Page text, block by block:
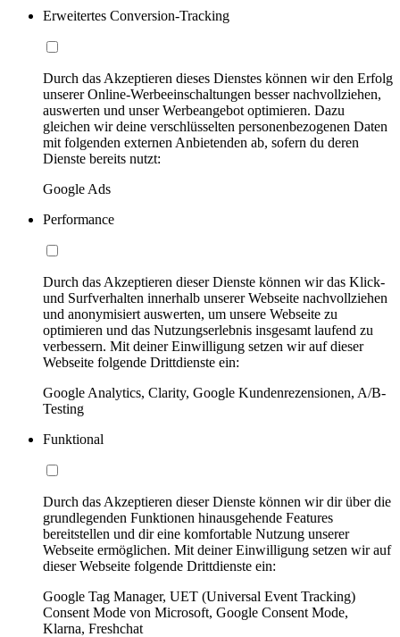
Erweitertes Conversion-Tracking
Durch das Akzeptieren dieses Dienstes können wir den Erfolg
unserer Online-Werbeeinschaltungen besser nachvollziehen,
auswerten und unser Werbeangebot optimieren. Dazu
gleichen wir deine verschlüsselten personenbezogenen Daten
mit folgenden externen Anbietenden ab, sofern du deren
Dienste bereits nutzt:
Google Ads
Performance
Durch das Akzeptieren dieser Dienste können wir das Klick-
und Surfverhalten innerhalb unserer Webseite nachvollziehen
und anonymisiert auswerten, um unsere Webseite zu
optimieren und das Nutzungserlebnis insgesamt laufend zu
verbessern. Mit deiner Einwilligung setzen wir auf dieser
Webseite folgende Drittdienste ein:
Google Analytics, Clarity, Google Kundenrezensionen, A/B-
Testing
Funktional
Durch das Akzeptieren dieser Dienste können wir dir über die
grundlegenden Funktionen hinausgehende Features
bereitstellen und dir eine komfortable Nutzung unserer
Webseite ermöglichen. Mit deiner Einwilligung setzen wir auf
dieser Webseite folgende Drittdienste ein:
Google Tag Manager, UET (Universal Event Tracking)
Consent Mode von Microsoft, Google Consent Mode,
Klarna, Freshchat